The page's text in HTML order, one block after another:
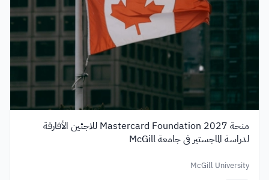
منحة Mastercard Foundation 2027 للاجئين الأفارقة
لدراسة الماجستير في جامعة McGill
McGill University